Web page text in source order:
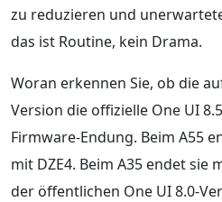
zu reduzieren und
das ist Routine, kein Drama.
Woran erkennen Sie, ob die
Version die offizielle One UI
Firmware-Endung. Beim A55
mit DZE4. Beim A35 endet sie
der öffentlichen One UI 8.0-